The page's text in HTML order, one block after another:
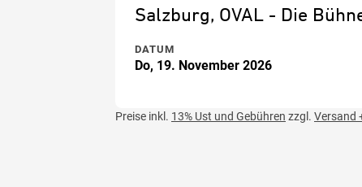
Salzburg, OVAL - Die
DATUM
Do, 19. November 2026
Preise inkl. 13% Ust und Gebühren zzgl. Versand